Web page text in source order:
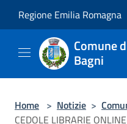
Regione Emilia Romagna
Comune
Bagni
Home > Notizie >
CEDOLE LIBRARIE ONLINE